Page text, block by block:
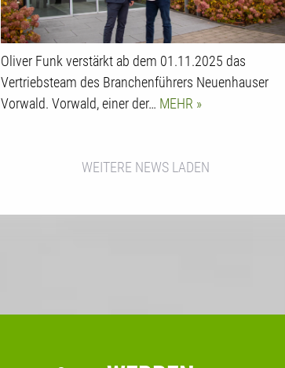
Oliver Funk verstärkt ab dem 01.11.2025 das
Vertriebsteam des Branchenführers Neuenhauser
Vorwald. Vorwald, einer der… MEHR
WEITERE NEWS LADEN